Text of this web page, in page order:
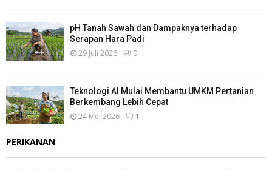
pH Tanah Sawah dan Dampaknya terhadap
Serapan Hara Padi
29 Juli 2026 0
Teknologi AI Mulai Membantu UMKM Pertanian
Berkembang Lebih Cepat
24 Mei 2026 1
PERIKANAN